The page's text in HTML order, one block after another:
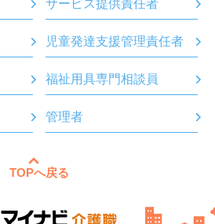
サービス提供責任者
児童発達支援管理責任者
福祉用具専門相談員
管理者
TOPへ戻る